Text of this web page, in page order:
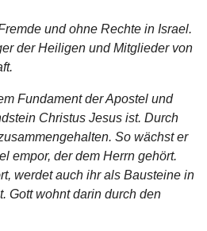
und ohne Rechte in Israel.
der Heiligen und Mitglieder von
Fundament der Apostel und
Christus Jesus ist. Durch
So wächst er
empor, der dem Herrn gehört.
werdet auch ihr als Bausteine in
Gott wohnt darin durch den